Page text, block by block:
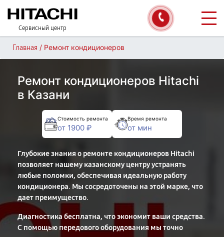
Сервисный центр
Главная / Ремонт кондиционеров
Ремонт кондиционеров Hitachi
в Казани
Стоимость ремонта
от 1900 ₽
Время ремонта
от мин
Глубокие знания о ремонте кондиционеров Hitachi
позволяет нашему казанскому центру устранять
любые поломки, обеспечивая идеальную работу
кондиционера. Мы сосредоточены на этой марке, что
дает преимущество.
Диагностика бесплатна, что экономит ваши средства.
С помощью передового оборудования мы точно